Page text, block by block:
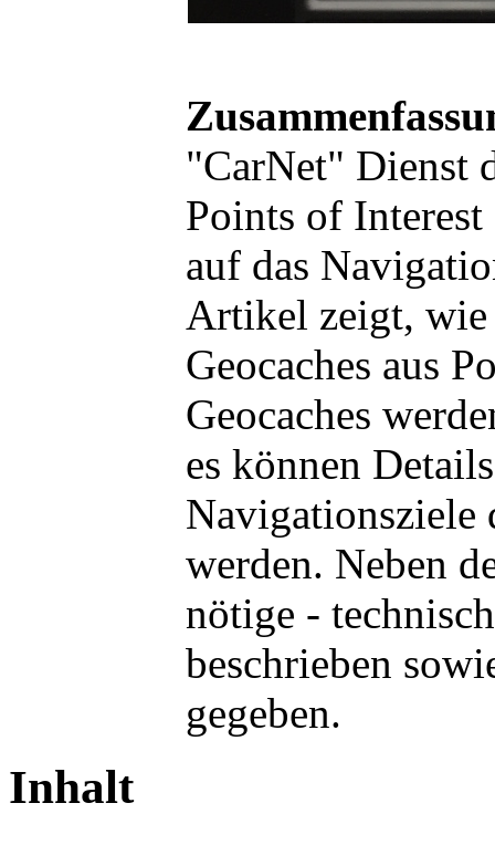
"CarNet" Dienst
Points of
auf das
Artikel zeigt,
Geocaches aus
Geocaches
es können
werden. Neben
nötige -
beschrieben
gegeben.
Inhalt